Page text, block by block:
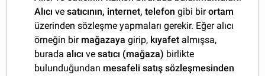
Alıcı vesatıcının, internet, telefon gibi birortam
üzerinden sözleşme yapmaları gerekir. Eğer alıcı
örneğin bir mağazaya girip, kıyafet almışsa,
buradaalıcı vesatıcı (mağaza) birlikte
bulunduğundan mesafeli satış sözleşmesinden